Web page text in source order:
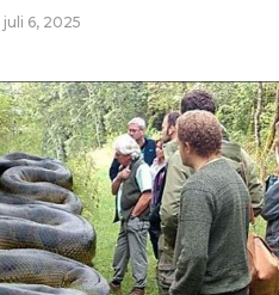
juli 6, 2025